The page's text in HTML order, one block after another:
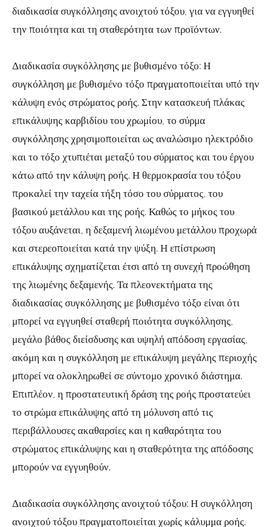
διαδικασία συγκόλλησης ανοιχτού τόξου, για να εγγυηθεί
την ποιότητα και τη σταθερότητα των προϊόντων.
Διαδικασία συγκόλλησης με βυθισμένο τόξο: Η
συγκόλληση με βυθισμένο τόξο πραγματοποιείται υπό την
κάλυψη ενός στρώματος ροής. Στην κατασκευή πλάκας
επικάλυψης καρβιδίου του χρωμίου, το σύρμα
συγκόλλησης χρησιμοποιείται ως αναλώσιμο ηλεκτρόδιο
και το τόξο χτυπιέται μεταξύ του σύρματος και του έργου
κάτω από την κάλυψη ροής. Η θερμοκρασία του τόξου
προκαλεί την ταχεία τήξη τόσο του σύρματος, του
βασικού μετάλλου και της ροής. Καθώς το μήκος του
τόξου αυξάνεται, η δεξαμενή λιωμένου μετάλλου προχωρά
και στερεοποιείται κατά την ψύξη. Η επίστρωση
επικάλυψης σχηματίζεται έτσι από τη συνεχή προώθηση
της λιωμένης δεξαμενής. Τα πλεονεκτήματα της
διαδικασίας συγκόλλησης με βυθισμένο τόξο είναι ότι
μπορεί να εγγυηθεί σταθερή ποιότητα συγκόλλησης,
μεγάλο βάθος διείσδυσης και υψηλή απόδοση εργασίας,
ακόμη και η συγκόλληση με επικάλυψη μεγάλης περιοχής
μπορεί να ολοκληρωθεί σε σύντομο χρονικό διάστημα.
Επιπλέον, η προστατευτική δράση της ροής προστατεύει
το στρώμα επικάλυψης από τη μόλυνση από τις
περιβάλλουσες ακαθαρσίες και η καθαρότητα του
στρώματος επικάλυψης και η σταθερότητα της απόδοσης
μπορούν να εγγυηθούν.
Διαδικασία συγκόλλησης ανοιχτού τόξου: Η συγκόλληση
ανοιχτού τόξου πραγματοποιείται χωρίς κάλυμμα ροής.